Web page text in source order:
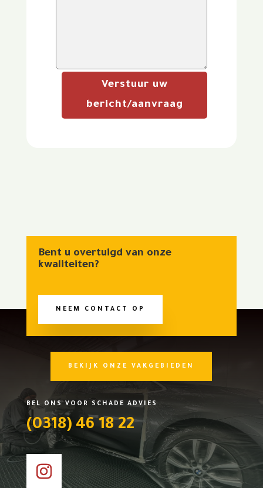
Verstuur uw
bericht/aanvraag
Bent u overtuigd van onze
kwaliteiten?
NEEM CONTACT OP
BEKIJK ONZE VAKGEBIEDEN
BEL ONS VOOR SCHADE ADVIES
(0318) 46 18 22